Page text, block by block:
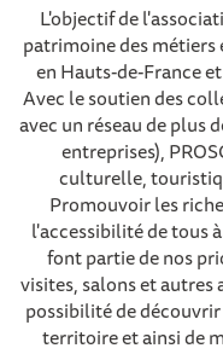
L'objectif de
patrimoine des
en Hauts-de-France
Avec le soutien des
avec un réseau de plus
entreprises),
culturelle,
Promouvoir les
l'accessibilité de tous
font partie de nos
visites, salons et
possibilité de
territoire et ainsi de